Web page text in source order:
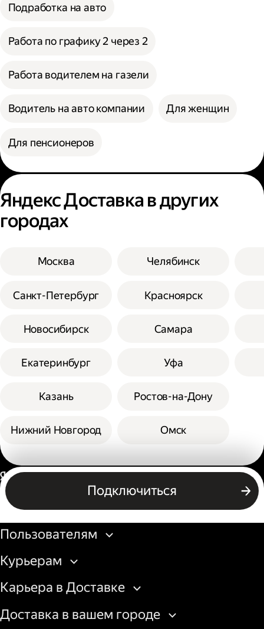
Подработка на авто
Работа по графику 2 через 2
Работа водителем на газели
Водитель на авто компании Для женщин
Для пенсионеров
Яндекс Доставка в других
городах
Москва
Санкт-Петербург
Новосибирск
Екатеринбург
Казань
Нижний Новгород
Челябинск
Красноярск
Самара
Уфа
Ростов-на-Дону
Омск
Подключиться
Россия
Бизнесу
Пользователям
Курьерам
Карьера в Доставке
Доставка в вашем городе